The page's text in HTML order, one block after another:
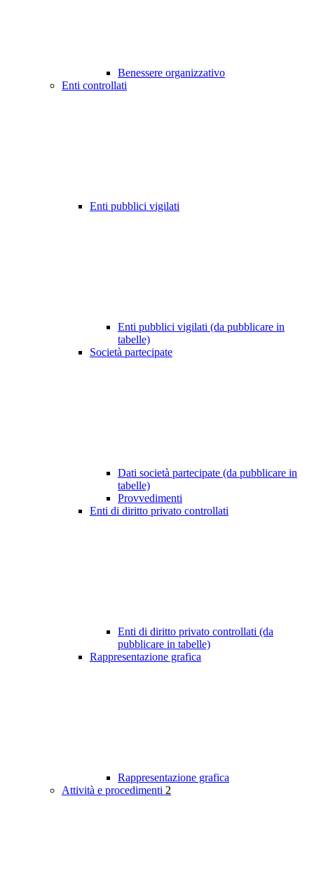
Benessere organizzativo
Enti controllati
Enti pubblici vigilati
Enti pubblici vigilati (da pubblicare in
tabelle)
Società partecipate
Dati società partecipate (da pubblicare in
tabelle)
Provvedimenti
Enti di diritto privato controllati
Enti di diritto privato controllati (da
pubblicare in tabelle)
Rappresentazione grafica
Rappresentazione grafica
Attività e procedimenti 2